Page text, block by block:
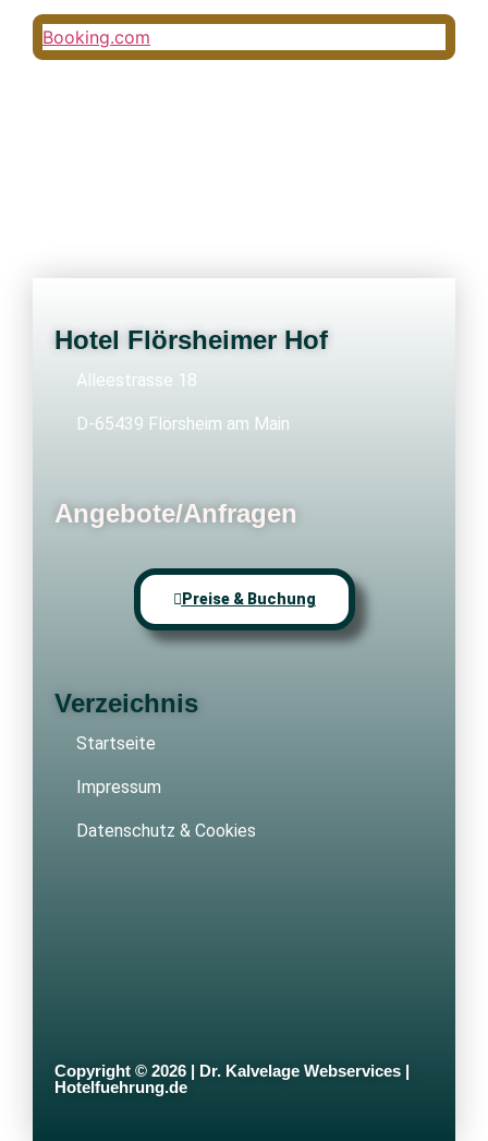
Booking.com
Hotel Flörsheimer Hof
Alleestrasse 18
D-65439 Flörsheim am Main
Angebote/Anfragen
Preise & Buchung
Verzeichnis
Startseite
Impressum
Datenschutz & Cookies
Copyright © 2026 | Dr. Kalvelage Webservices |
Hotelfuehrung.de